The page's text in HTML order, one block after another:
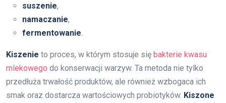
suszenie,
namaczanie,
fermentowanie
Kiszenie to proces, w którym stosuje się bakterie kwasu
mlekowego do konserwacji warzyw. Ta metoda nie tylko
przedłuża trwałość produktów, ale również wzbogaca ich
smak oraz dostarcza wartościowych probiotyków. Kiszone